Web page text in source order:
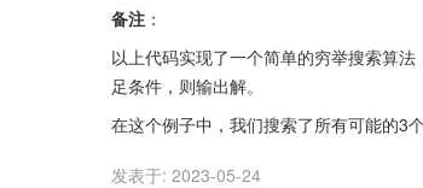
备注 ：
以上代码实现了一个简单的穷举搜索算
足条件，则输出解。
在这个例子中，我们搜索了所有可能的3
发表于: 2023-05-24